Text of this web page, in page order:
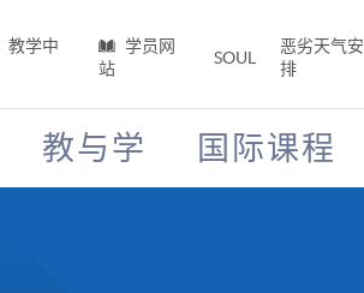
教学中
学员网
站
SOUL
恶劣天气安
排
教与学 国际课程